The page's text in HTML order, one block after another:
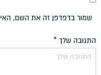
שמור בדפדפן זה את השם,
התגובה שלך *